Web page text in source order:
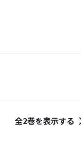
全2巻を表示する